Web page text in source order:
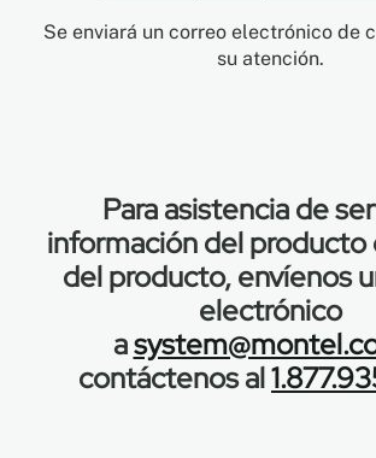
Se enviará un correo electrónico de
su atención.
Para asistencia de
información del producto
del producto, envíenos
electrónico
a
contáctenos al